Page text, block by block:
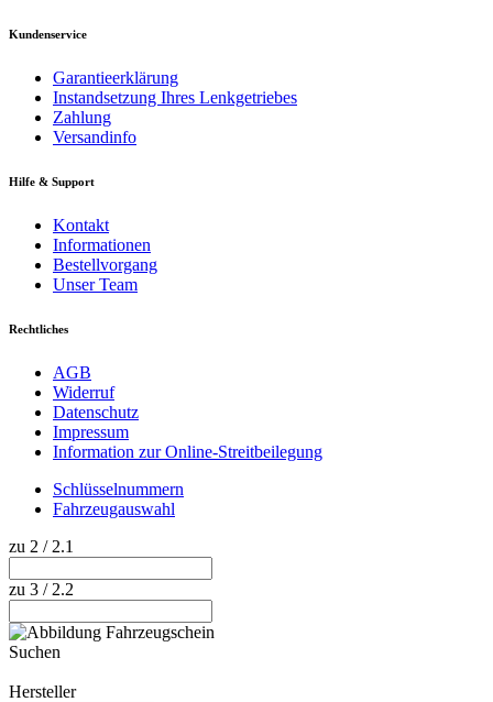
Kundenservice
Garantieerklärung
Instandsetzung Ihres Lenkgetriebes
Zahlung
Versandinfo
Hilfe & Support
Kontakt
Informationen
Bestellvorgang
Unser Team
Rechtliches
AGB
Widerruf
Datenschutz
Impressum
Information zur Online-Streitbeilegung
Schlüsselnummern
Fahrzeugauswahl
zu 2 / 2.1
zu 3 / 2.2
Suchen
Hersteller